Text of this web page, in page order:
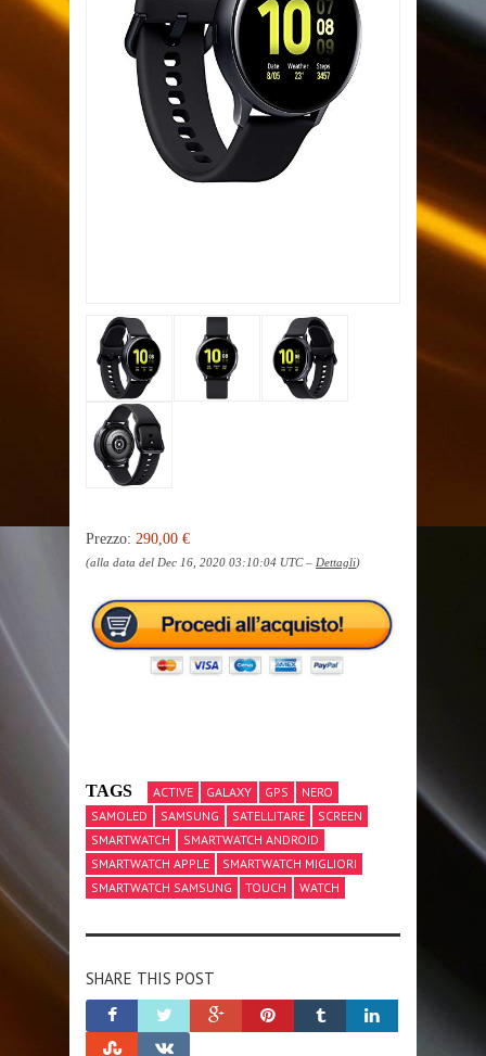
Prezzo: 290,00 €
(alla data del Dec 16, 2020 03:10:04 UTC – Dettagli)
TAGS ACTIVE GALAXY GPS
NERO
SAMOLED
SAMSUNG SATELLITARE
SCREEN
SMARTWATCH
SMARTWATCH ANDROID
SMARTWATCH APPLE
SMARTWATCH MIGLIORI
SMARTWATCH SAMSUNG
TOUCH WATCH
SHARE THIS POST